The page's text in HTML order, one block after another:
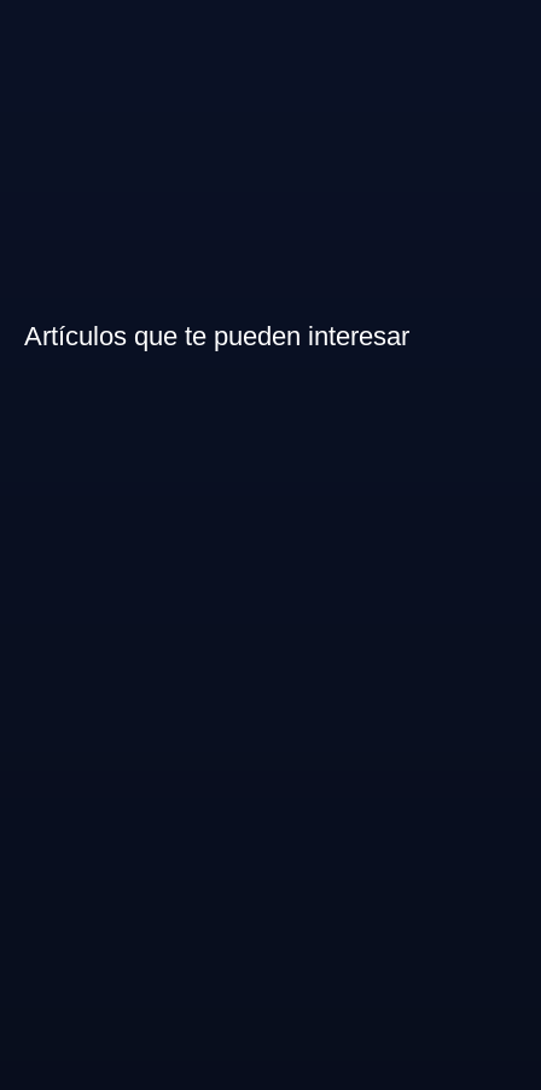
Artículos que te pueden interesar